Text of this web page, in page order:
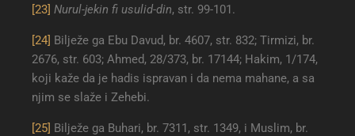
[23] Nurul-jekin fi usulid-din, str. 99-101.
[24] Bilježe ga Ebu Davud, br. 4607, str. 832; Tirmizi, br.
2676, str. 603; Ahmed, 28/373, br. 17144; Hakim, 1/174,
koji kaže da je hadis ispravan i da nema mahane, a sa
njim se slaže i Zehebi.
[25] Bilježe ga Buhari, br. 7311, str. 1349, i Muslim, br.